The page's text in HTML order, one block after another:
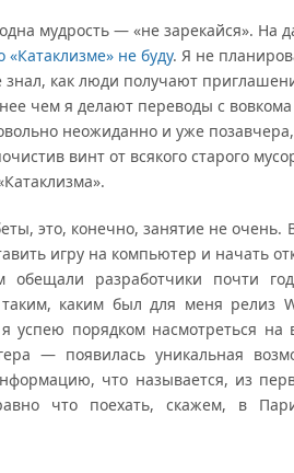
мудрость — «не зарекайся». На
«Катаклизме» не буду. Я не
как люди получают
чем я делают переводы с
неожиданно и уже позавчера,
винт от всякого старого
это, конечно, занятие не очень.
игру на компьютер и начать
разработчики почти
каким был для меня релиз
успею порядком насмотреться на
— появилась уникальная
что называется, из
что поехать, скажем, в